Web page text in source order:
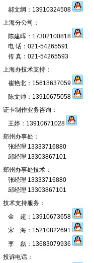
郝文纲：13910324508
上海分公司：
陈建晖：17302100818
电 话：021-54265591
传 真：021-54265593
上海办技术支持：
崔艳北：15618637059
陈文帅：13910675058
证卡制作业务咨询：
王婷：13910671028
郑州办事处：
张经理 13333716880
邱经理 13303867101
郑州办事处技术：
张经理 13333716880
邱经理 13303867101
技术支持服务：
金 超：13910673658
宋 海：15210822691
李 磊：13683079936
投诉电话：